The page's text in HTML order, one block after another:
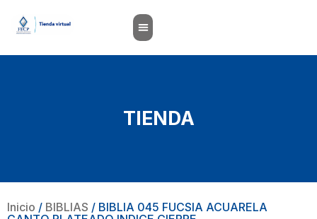
TIENDA
Inicio / BIBLIAS / BIBLIA 045 FUCSIA ACUARELA